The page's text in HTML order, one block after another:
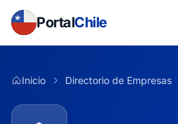
PortalChile
Inicio Directorio de Empresas